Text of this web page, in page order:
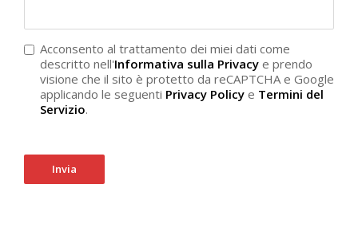
Acconsento al trattamento dei miei dati come
descritto nell'Informativa sulla Privacy e prendo
visione che il sito è protetto da reCAPTCHA e Google
applicando le seguenti Privacy Policy e Termini del
Servizio.
Invia